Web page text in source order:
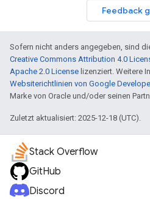
Feedback
Sofern nicht anders angegeben, sind
Creative Commons Attribution 4.0
Apache 2.0 License lizenziert. Weitere
Websiterichtlinien von Google
Marke von Oracle und/oder seinen
Zuletzt aktualisiert: 2025-12-18 (UTC).
Stack Overflow
GitHub
Discord